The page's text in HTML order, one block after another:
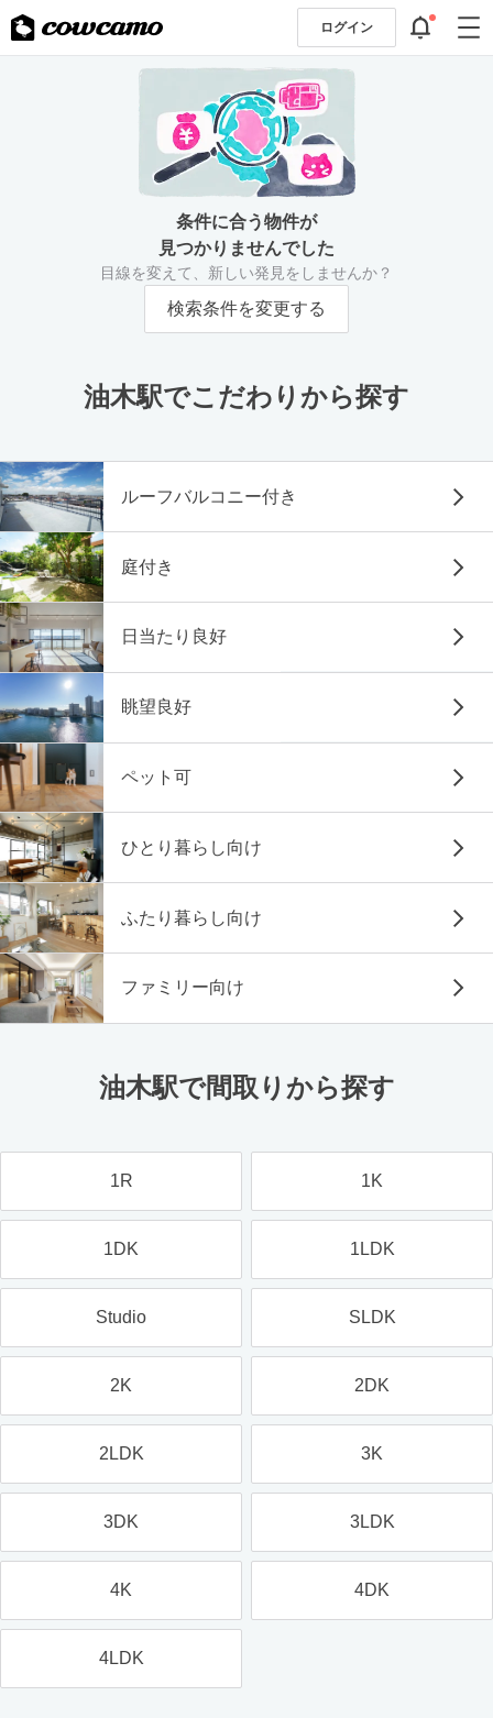
ログイン
条件に合う物件が
見つかりませんでした
目線を変えて、新しい発見をしませんか？
検索条件を変更する
油木駅でこだわりから探す
ルーフバルコニー付き
庭付き
日当たり良好
眺望良好
ペット可
ひとり暮らし向け
ふたり暮らし向け
ファミリー向け
油木駅で間取りから探す
1R 1K
1DK 1LDK
Studio SLDK
2K 2DK
2LDK 3K
3DK 3LDK
4K 4DK
4LDK